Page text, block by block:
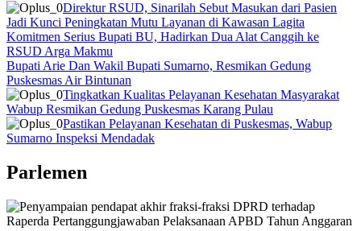
Direktur RSUD, Sinarilah Sebut Masukan dari Pasien
Jadi Kunci Peningkatan Mutu Layanan di Kawasan Lagita
Komitmen Serius Bupati BU, Hadirkan Dua Alat Canggih ke
RSUD Arga Makmu
Bupati Arie Dan Wakil Bupati Sumarno, Resmikan Gedung
Puskesmas Air Bintunan
Tingkatkan Kualitas Pelayanan Kesehatan Masyarakat
Wabup Resmikan Gedung Puskesmas Karang Pulau
Pastikan Pelayanan Kesehatan di Puskesmas, Wabup
Sumarno Inspeksi Mendadak
Parlemen